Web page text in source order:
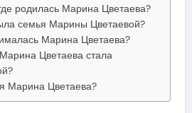
родилась Марина Цветаева?
семья Марины Цветаевой?
Марина Цветаева?
Цветаева стала
Марина Цветаева?